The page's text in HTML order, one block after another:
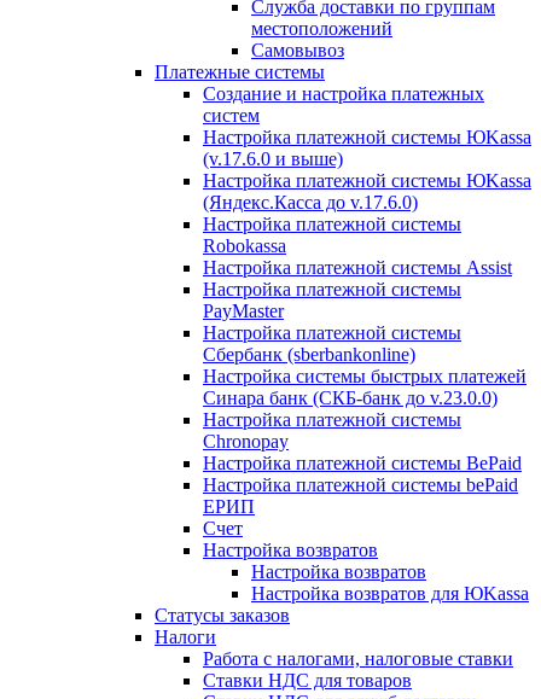
Служба доставки по группам
местоположений
Самовывоз
Платежные системы
Создание и настройка платежных
систем
Настройка платежной системы ЮKassa
(v.17.6.0 и выше)
Настройка платежной системы ЮKassa
(Яндекс.Касса до v.17.6.0)
Настройка платежной системы
Robokassa
Настройка платежной системы Assist
Настройка платежной системы
PayMaster
Настройка платежной системы
Сбербанк (sberbankonline)
Настройка системы быстрых платежей
Синара банк (СКБ-банк до v.23.0.0)
Настройка платежной системы
Chronopay
Настройка платежной системы BePaid
Настройка платежной системы bePaid
ЕРИП
Счет
Настройка возвратов
Настройка возвратов
Настройка возвратов для ЮKassa
Статусы заказов
Налоги
Работа с налогами, налоговые ставки
Ставки НДС для товаров